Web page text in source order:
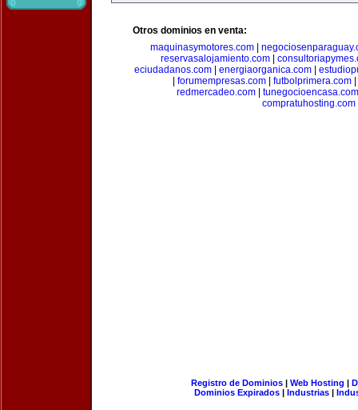
Otros dominios en venta:
maquinasymotores.com|
reservasalojamiento.com
eciudadanos.com| energiaorganica.com|
forumempresas.com futbolprimera.com
redmercadeo.com| tunegocioencasa.com
compratuhosting.com
Registro de Dominios| Web Hosting |
Dominios Expirados | Industrias |